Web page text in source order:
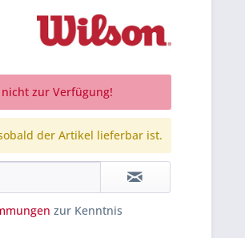
zur Verfügung!
der Artikel lieferbar ist.
zur Kenntnis